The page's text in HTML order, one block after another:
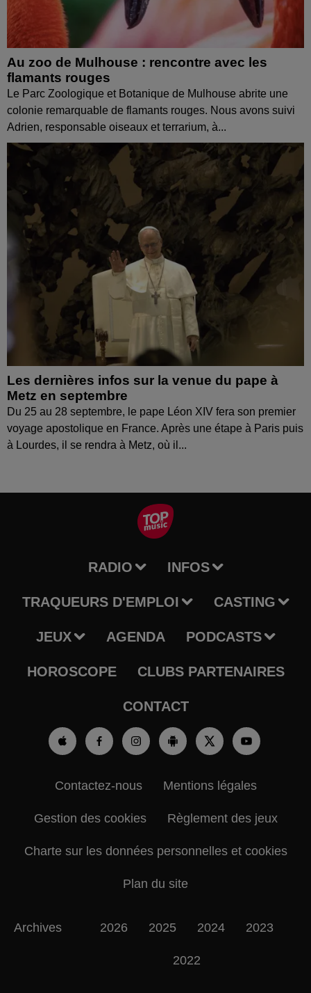
Au zoo de Mulhouse : rencontre avec les
flamants rouges
Le Parc Zoologique et Botanique de Mulhouse abrite une
colonie remarquable de flamants rouges. Nous avons suivi
Adrien, responsable oiseaux et terrarium, à...
Les dernières infos sur la venue du pape à
Metz en septembre
Du 25 au 28 septembre, le pape Léon XIV fera son premier
voyage apostolique en France. Après une étape à Paris puis
à Lourdes, il se rendra à Metz, où il...
RADIO INFOS
TRAQUEURS D'EMPLOI CASTING
JEUX AGENDA PODCASTS
HOROSCOPE CLUBS PARTENAIRES
CONTACT
Contactez-nous Mentions légales
Gestion des cookies Règlement des jeux
Charte sur les données personnelles et cookies
Plan du site
Archives 2026 2025 2024 2023
2022